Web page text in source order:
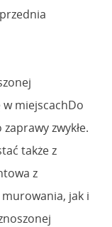
miejscachDo
zwykłe.
także z
z
jak i